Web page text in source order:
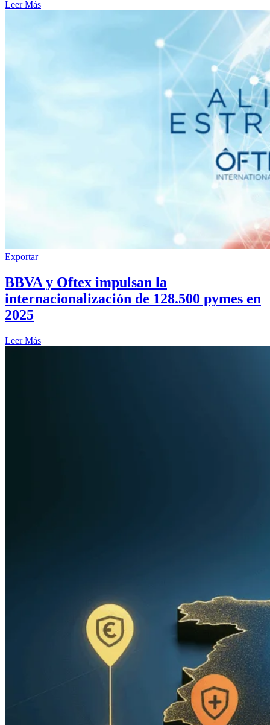
Leer Más
Exportar
BBVA y Oftex impulsan la
internacionalización de 128.500 pymes en
2025
Leer Más